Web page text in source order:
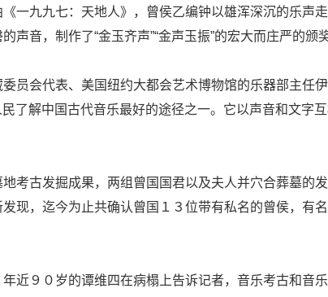
一九九七：天地人》，曾侯乙编钟以雄浑深沉的乐声
声音，制作了“金玉齐声”“金声玉振”的宏大而庄严的
员会代表、美国纽约大都会艺术博物馆的乐器部主任
了解中国古代音乐最好的途径之一。它以声音和文字
考古发掘成果，两组曾国国君以及夫人并穴合葬墓的
现，迄今为止共确认曾国１３位带有私名的曾侯，有
近９０岁的谭维四在病榻上告诉记者，音乐考古和音